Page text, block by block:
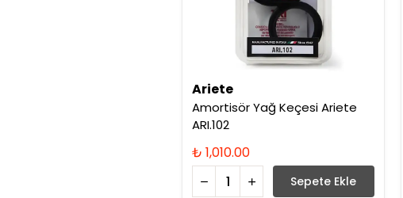
Ariete
Amortisör Yağ Keçesi Ariete
ARI.102
₺ 1,010.00
Sepete Ekle